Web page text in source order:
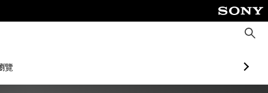
搜
尋
覽